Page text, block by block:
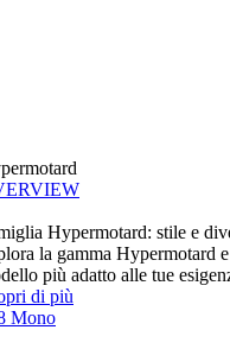
Hypermotard: stile e
la gamma Hypermotard
più adatto alle tue
di più
Mono